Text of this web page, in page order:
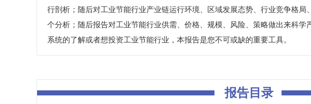
行剖析；随后对工业节能行业产业链运行环境、区域发展态势、行业竞争格局
个分析；随后报告对工业节能行业供需、价格、规模、风险、策略做出来科学
系统的了解或者想投资工业节能行业，本报告是您不可或缺的重要工具。
报告目录